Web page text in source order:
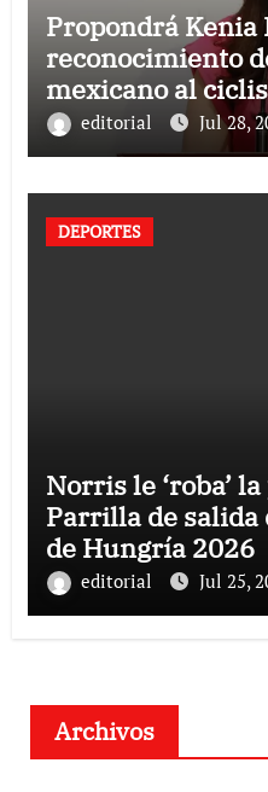
Propondrá Kenia
reconocimiento
mexicano al
editorial Jul 28,
DEPORTES
Norris le ‘roba’
Parrilla de salida
de Hungría 2026
editorial Jul 25,
Archivos